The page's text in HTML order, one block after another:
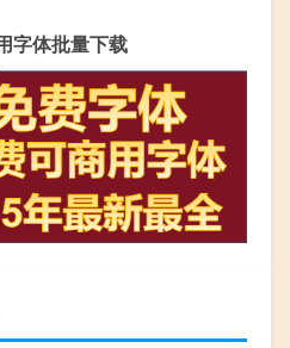
字体批量下载